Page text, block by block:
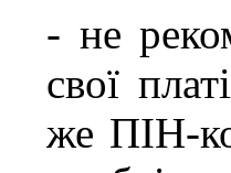
- не
свої
же ПІН-